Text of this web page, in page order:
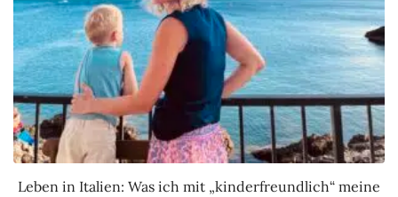
Leben in Italien: Was ich mit „kinderfreundlich“ meine